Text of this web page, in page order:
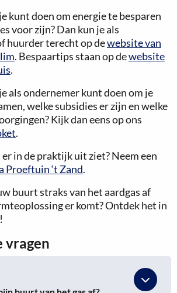
kunt doen om energie te besparen
voor zijn? Dan kun je als
huurder terecht op dewebsite van
. Bespaartips staan op dewebsite
.
als ondernemer kunt doen om je
welke subsidies er zijn en welke
Kijk dan eens op ons
.
in de praktijk uit ziet? Neem een
Proeftuin ‘t Zand.
buurt straks van het aardgas af
er komt? Ontdek het in
!
vragen